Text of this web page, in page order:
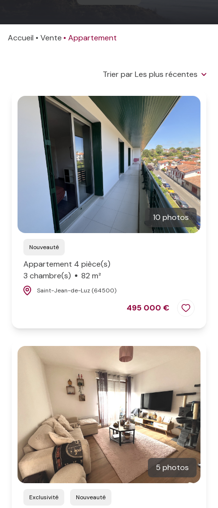
neufs
Accueil Vente Appartement
Trier par Les plus récentes
10 photos
Nouveauté
Appartement 4 pièce(s)
3 chambre(s)
82 m²
Saint-Jean-de-Luz (64500)
495 000 €
5 photos
Exclusivité Nouveauté